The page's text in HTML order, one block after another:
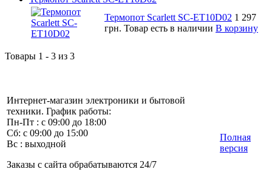
Термопот Scarlett SC-ET10D02 1 297
грн. Товар есть в наличии В корзину
Товары 1 - 3 из 3
Интернет-магазин электроники и бытовой
техники. График работы:
Пн-Пт : с 09:00 до 18:00
Сб: с 09:00 до 15:00
Вс : выходной
Заказы с сайта обрабатываются 24/7
Полная
версия